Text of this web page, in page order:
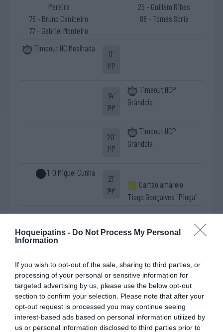
Hoqueipatins - Do Not Process My Personal
Information
If you wish to opt-out of the sale, sharing to third parties, or
processing of your personal or sensitive information for
targeted advertising by us, please use the below opt-out
section to confirm your selection. Please note that after your
opt-out request is processed you may continue seeing
interest-based ads based on personal information utilized by
us or personal information disclosed to third parties prior to
Pereira
76 - Bruno Caniceiro
77 - Gabriel Monteiro
25 - Guillem Ribas
88 - Tomás Soria
Timeout HC Mealhada
11'
1ªP
14'
1ªP
Timeout HCP
Grândola
20'
1ªP
Timeout HCP
Grândola
1-0 Miguel Cunha
21'
1ªP
Cartão amarelo
Tiago Gonçalves "Pinga"
Cinco inicial
4 - Luís Francisco
Oliveira
15 - Hugo "Ulisses"
Pereira
76 - Bruno Caniceiro
77 - Gabriel Monteiro
da 2ª
parte.
Mechini ®
4 - André Martins "Keké"
8 - Martim Gomes
25 - Guillem Ribas
88 - Tomás Soria